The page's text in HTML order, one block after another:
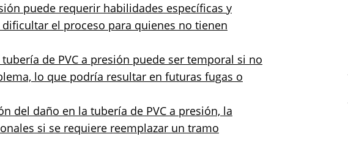
puede requerir habilidades específicas y
el proceso para quienes no tienen
de PVC a presión puede ser temporal si no
lo que podría resultar en futuras fugas o
del daño en la tubería de PVC a presión, la
si se requiere reemplazar un tramo